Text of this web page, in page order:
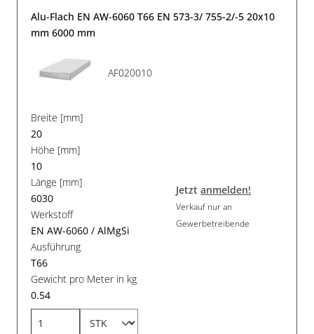
Alu-Flach EN AW-6060 T66 EN 573-3/ 755-2/-5 20x10
mm 6000 mm
AF020010
Breite [mm]
20
Höhe [mm]
10
Länge [mm]
6030
Werkstoff
EN AW-6060 / AlMgSi
Ausführung
T66
Gewicht pro Meter in kg
0.54
Jetztanmelden!
Verkauf nur an
Gewerbetreibende